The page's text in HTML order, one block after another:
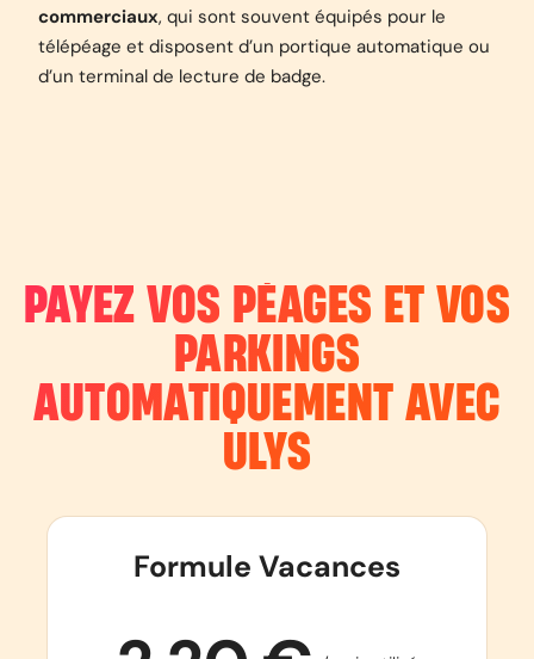
commerciaux, qui sont souvent équipés pour le
télépéage et disposent d’un portique automatique ou
d’un terminal de lecture de badge.
PAYEZ VOS PÉAGES ET VOS
PARKINGS
AUTOMATIQUEMENT AVEC
ULYS
Formule Vacances